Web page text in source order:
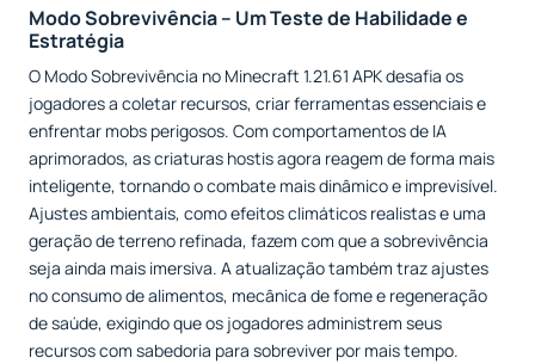
Modo Sobrevivência – Um Teste de Habilidade e
Estratégia
O Modo Sobrevivência no Minecraft 1.21.61 APK desafia os
jogadores a coletar recursos, criar ferramentas essenciais e
enfrentar mobs perigosos. Com comportamentos de IA
aprimorados, as criaturas hostis agora reagem de forma mais
inteligente, tornando o combate mais dinâmico e imprevisível.
Ajustes ambientais, como efeitos climáticos realistas e uma
geração de terreno refinada, fazem com que a sobrevivência
seja ainda mais imersiva. A atualização também traz ajustes
no consumo de alimentos, mecânica de fome e regeneração
de saúde, exigindo que os jogadores administrem seus
recursos com sabedoria para sobreviver por mais tempo.